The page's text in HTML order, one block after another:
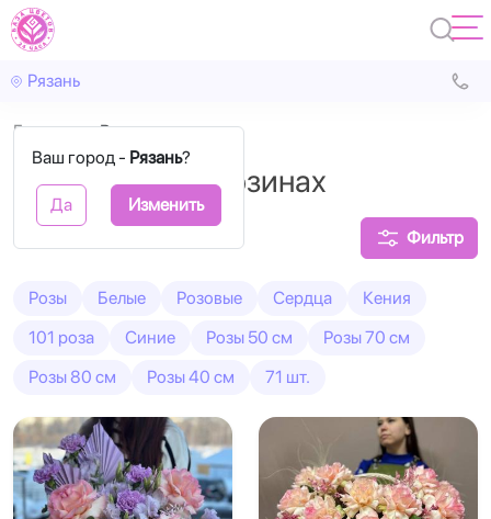
Рязань
Ваш город - Рязань?
Да Изменить
Главная В корзинах
Букеты роз в корзинах
Фильтр
Розы Белые Розовые Сердца
Кения
101 роза
Синие Розы 50 см
Розы 70 см
Розы 80 см
Розы 40 см 71 шт.